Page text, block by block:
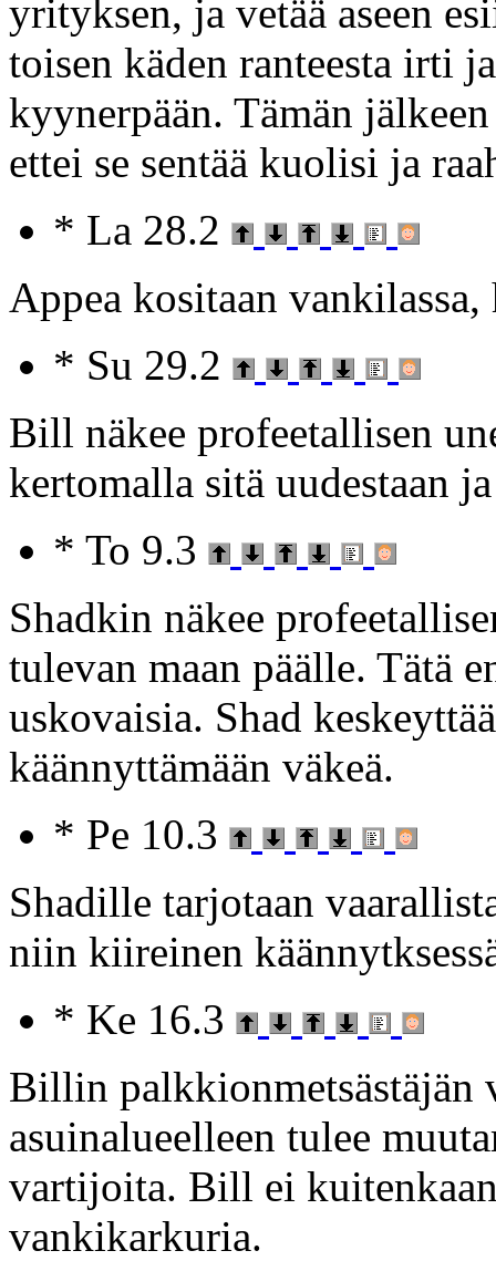
yrityksen, ja vetää aseen
toisen käden ranteesta irti
kyynerpään. Tämän
ettei se sentää kuolisi ja
* La 28.2
Appea kositaan
* Su 29.2
Bill näkee profeetallisen
kertomalla sitä uudestaan
* To 9.3
Shadkin näkee
tulevan maan päälle. Tätä
uskovaisia. Shad
käännyttämään väkeä.
* Pe 10.3
Shadille tarjotaan
niin kiireinen
* Ke 16.3
Billin palkkionmetsästäjän
asuinalueelleen tulee
vartijoita. Bill ei
vankikarkuria.